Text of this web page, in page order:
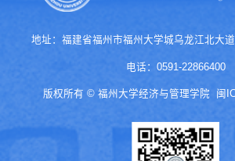
地址：福建省福州市福州大学城乌龙江北大
电话：0591-22866400
版权所有 © 福州大学经济与管理学院 闽